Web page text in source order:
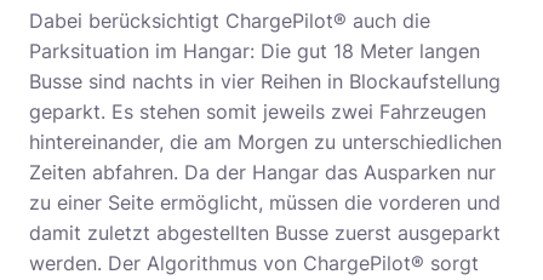
Dabei berücksichtigt ChargePilot® auch die
Parksituation im Hangar: Die gut 18 Meter langen
Busse sind nachts in vier Reihen in Blockaufstellung
geparkt. Es stehen somit jeweils zwei Fahrzeugen
hintereinander, die am Morgen zu unterschiedlichen
Zeiten abfahren. Da der Hangar das Ausparken nur
zu einer Seite ermöglicht, müssen die vorderen und
damit zuletzt abgestellten Busse zuerst ausgeparkt
werden. Der Algorithmus von ChargePilot® sorgt